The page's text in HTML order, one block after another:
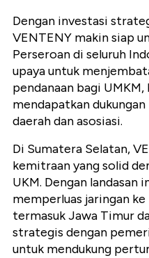
Dengan investasi
VENTENY makin siap
Perseroan di seluruh
upaya untuk
pendanaan bagi UMKM,
mendapatkan
daerah dan asosiasi.
Di Sumatera Selatan,
kemitraan yang solid
UKM. Dengan landasan
memperluas jaringan
termasuk Jawa Timur
strategis dengan
untuk mendukung